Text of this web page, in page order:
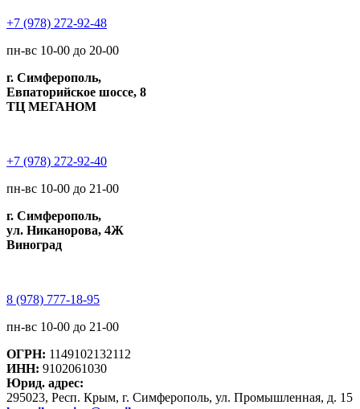
+7 (978) 272-92-48
пн-вс 10-00 до 20-00
г. Симферополь,
Евпаторийское шоссе, 8
ТЦ МЕГАНОМ
+7 (978) 272-92-40
пн-вс 10-00 до 21-00
г. Симферополь,
ул. Никанорова, 4Ж
Виноград
8 (978) 777-18-95
пн-вс 10-00 до 21-00
ОГРН: 1149102132112
ИНН: 9102061030
Юрид. адрес:
295023, Респ. Крым, г. Симферополь, ул. Промышленная, д. 15